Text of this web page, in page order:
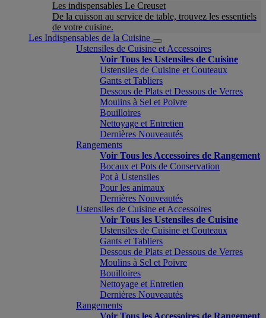
Les indispensables Le Creuset
De la cuisson au service de table, trouvez les essentiels
de votre cuisine.
Les Indispensables de la Cuisine
Ustensiles de Cuisine et Accessoires
Voir Tous les Ustensiles de Cuisine
Ustensiles de Cuisine et Couteaux
Gants et Tabliers
Dessous de Plats et Dessous de Verres
Moulins à Sel et Poivre
Bouilloires
Nettoyage et Entretien
Dernières Nouveautés
Rangements
Voir Tous les Accessoires de Rangement
Bocaux et Pots de Conservation
Pot à Ustensiles
Pour les animaux
Dernières Nouveautés
Ustensiles de Cuisine et Accessoires
Voir Tous les Ustensiles de Cuisine
Ustensiles de Cuisine et Couteaux
Gants et Tabliers
Dessous de Plats et Dessous de Verres
Moulins à Sel et Poivre
Bouilloires
Nettoyage et Entretien
Dernières Nouveautés
Rangements
Voir Tous les Accessoires de Rangement